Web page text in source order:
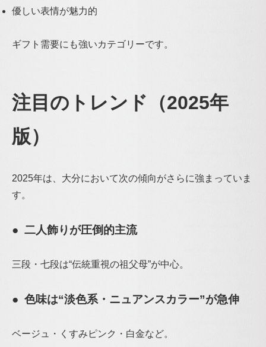
優しい表情が魅力的
ギフト需要にも強いカテゴリーです。
注目のトレンド（2025年
版）
2025年は、大分において次の傾向がさらに強まっていま
す。
● 二人飾りが圧倒的主流
三段・七段は“伝統重視の祖父母”が中心。
● 色味は“淡色系・ニュアンスカラー”が急伸
ベージュ・くすみピンク・白金など。